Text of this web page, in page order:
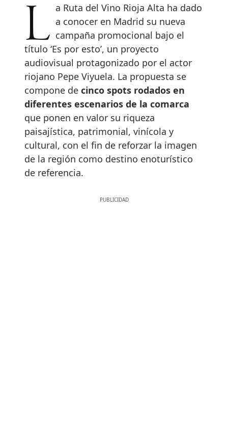
La Ruta del Vino Rioja Alta ha dado a conocer en Madrid su nueva
campaña promocional bajo el
título ‘Es por esto’, un proyecto
audiovisual protagonizado por el actor
riojano Pepe Viyuela. La propuesta se
compone de cinco spots rodados en
diferentes escenarios de la comarca
que ponen en valor su riqueza
paisajística, patrimonial, vinícola y
cultural, con el fin de reforzar la imagen
de la región como destino enoturístico
de referencia.